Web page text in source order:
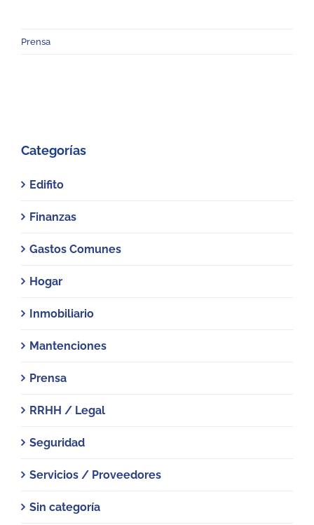
Prensa
Categorías
Edifito
Finanzas
Gastos Comunes
Hogar
Inmobiliario
Mantenciones
Prensa
RRHH / Legal
Seguridad
Servicios / Proveedores
Sin categoría